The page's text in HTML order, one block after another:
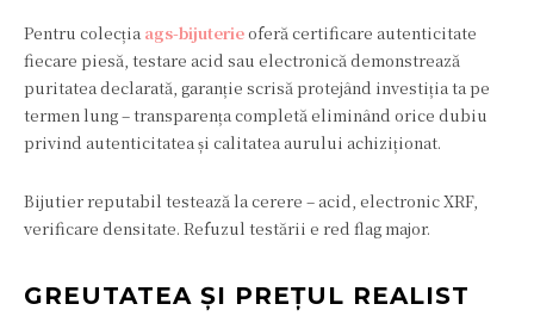
Pentru colecția ags-bijuterieoferă certificare autenticitate
fiecare piesă, testare acid sau electronică demonstrează
puritatea declarată, garanție scrisă protejând investiția ta pe
termen lung – transparența completă eliminând orice dubiu
privind autenticitatea și calitatea aurului achiziționat.
Bijutier reputabil testează la cerere – acid, electronic XRF,
verificare densitate. Refuzul testării e red flag major.
GREUTATEA ȘI PREȚUL REALIST